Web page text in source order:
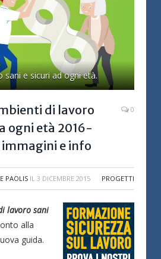
sani e sicuri ad ogni età.
di lavoro
ogni età 2016-
immagini e info
0
PAOLIS IL 3 DICEMBRE 2015 PROGETTI
lavoro sani
alla
guida.